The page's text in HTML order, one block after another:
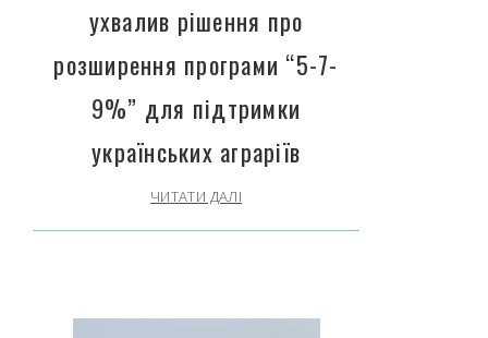
ухвалив рішення про
розширення програми “5-7-
9%” для підтримки
українських аграріїв
ЧИТАТИ ДАЛІ